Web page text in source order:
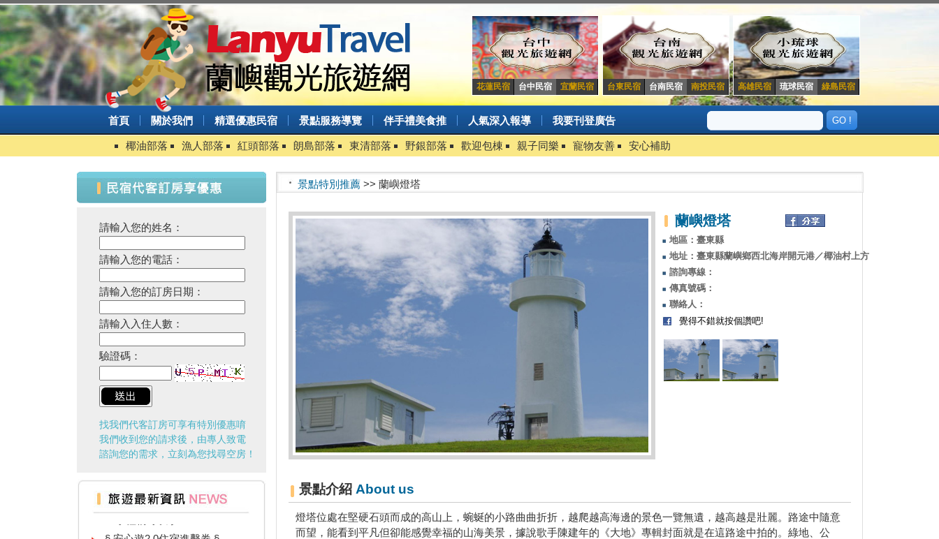
花蓮民宿 台中民宿 宜蘭民宿 台東民宿 台南民宿 南投民宿 高雄民宿 琉球民宿 綠島民宿
首頁 關於我們 精選優惠民宿 景點服務導覽 伴手禮美食推 人氣深入報導 我要刊登廣告
椰油部落 漁人部落 紅頭部落 朗島部落 東清部落 野銀部落 歡迎包棟 親子同樂 寵物友善 安心補助
請輸入您的姓名：
請輸入您的電話：
請輸入您的訂房日期：
請輸入入住人數：
驗證碼：
找我們代客訂房可享有特別優惠唷
我們收到您的請求後，由專人致電
諮詢您的需求，立刻為您找尋空房！
台灣百大景點推薦，集章還有限
量小禮物可以拿
§ 安心遊2.0住宿進擊券 §
景點特別推薦>> 蘭嶼燈塔
蘭嶼燈塔
地區：臺東縣
地址：臺東縣蘭嶼鄉西北海岸開元港／椰油村上方
諮詢專線：
傳真號碼：
聯絡人：
覺得不錯就按個讚吧!
景點介紹About us
燈塔位處在堅硬石頭而成的高山上，蜿蜒的小路曲曲折折，越爬越高海邊的景色一覽無遺，越高越是壯麗。路途中隨意
而望，能看到平凡但卻能感覺幸福的山海美景，據說歌手陳建年的《大地》專輯封面就是在這路途中拍的。綠地、公